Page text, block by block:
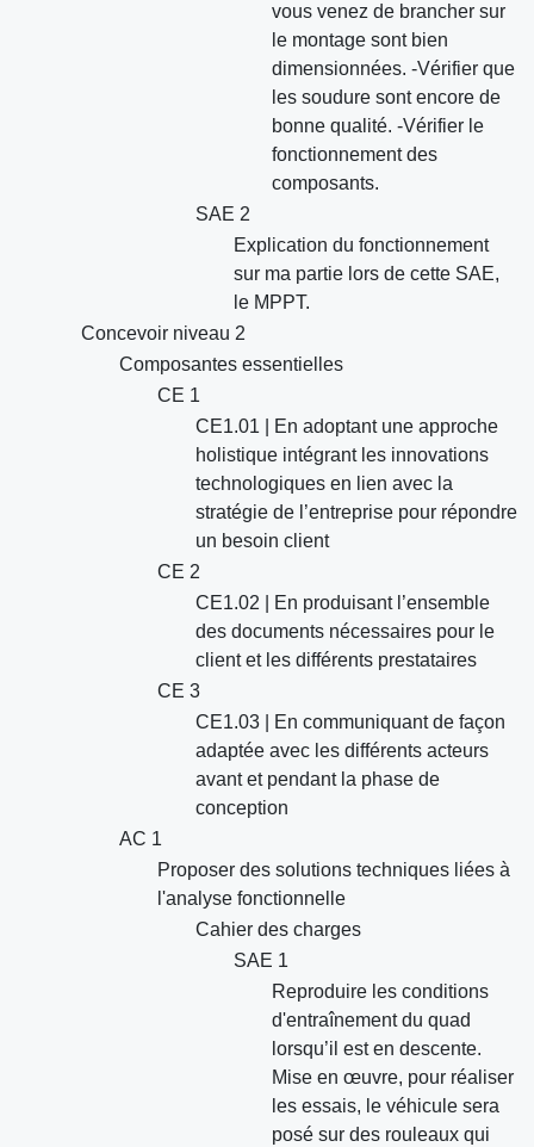
vous venez de brancher sur
le montage sont bien
dimensionnées. -Vérifier que
les soudure sont encore de
bonne qualité. -Vérifier le
fonctionnement des
composants.
SAE 2
Explication du fonctionnement
sur ma partie lors de cette SAE,
le MPPT.
Concevoir niveau 2
Composantes essentielles
CE 1
CE1.01 | En adoptant une approche
holistique intégrant les innovations
technologiques en lien avec la
stratégie de l’entreprise pour répondre
un besoin client
CE 2
CE1.02 | En produisant l’ensemble
des documents nécessaires pour le
client et les différents prestataires
CE 3
CE1.03 | En communiquant de façon
adaptée avec les différents acteurs
avant et pendant la phase de
conception
AC 1
Proposer des solutions techniques liées à
l'analyse fonctionnelle
Cahier des charges
SAE 1
Reproduire les conditions
d'entraînement du quad
lorsqu’il est en descente.
Mise en œuvre, pour réaliser
les essais, le véhicule sera
posé sur des rouleaux qui